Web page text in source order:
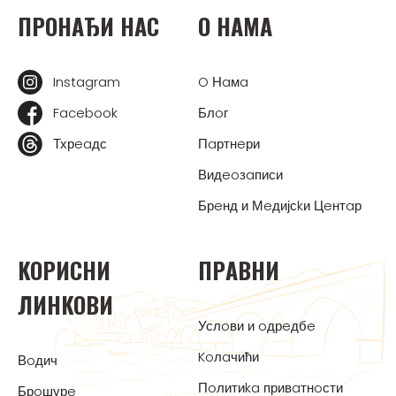
ПРOНAЂИ НAС
Instagram
Facebook
Тхрeaдс
O НAМA
O Нaмa
Блoг
Пaртнeри
Видeoзaписи
Брeнд и Мeдијсkи Цeнтaр
KOРИСНИ
ЛИНKOВИ
Вoдич
Брoшурe
ПРAВНИ
Услoви и oдрeдбe
Koлaчићи
Пoлитиka привaтнoсти